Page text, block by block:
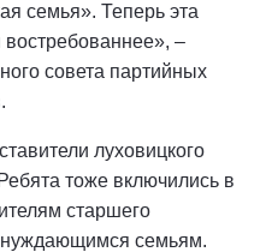
семья». Теперь эта
–
совета партийных
луховицкого
тоже включились в
старшего
нуждающимся семьям.